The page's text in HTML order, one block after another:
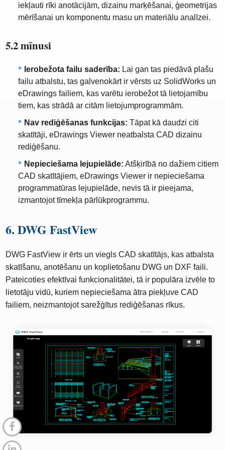
iekļauti rīki anotācijām, dizainu marķēšanai, ģeometrijas
mērīšanai un komponentu masu un materiālu analīzei.
5.2 mīnusi
Ierobežota failu saderība: Lai gan tas piedāvā plašu
failu atbalstu, tas galvenokārt ir vērsts uz SolidWorks un
eDrawings failiem, kas varētu ierobežot tā lietojamību
tiem, kas strādā ar citām lietojumprogrammām.
Nav rediģēšanas funkcijas: Tāpat kā daudzi citi
skatītāji, eDrawings Viewer neatbalsta CAD dizainu
rediģēšanu.
Nepieciešama lejupielāde: Atšķirībā no dažiem citiem
CAD skatītājiem, eDrawings Viewer ir nepieciešama
programmatūras lejupielāde, nevis tā ir pieejama,
izmantojot tīmekļa pārlūkprogrammu.
6. DWG FastView
DWG FastView ir ērts un viegls CAD skatītājs, kas atbalsta
skatīšanu, anotēšanu un koplietošanu DWG un DXF faili.
Pateicoties efektīvai funkcionalitātei, tā ir populāra izvēle to
lietotāju vidū, kuriem nepieciešama ātra piekļuve CAD
failiem, neizmantojot sarežģītus rediģēšanas rīkus.